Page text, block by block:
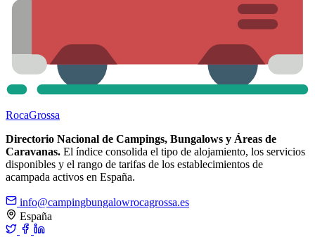
RocaGrossa
Directorio Nacional de Campings, Bungalows y Áreas de
Caravanas. El índice consolida el tipo de alojamiento, los servicios
disponibles y el rango de tarifas de los establecimientos de
acampada activos en España.
info@campingbungalowrocagrossa.es
España